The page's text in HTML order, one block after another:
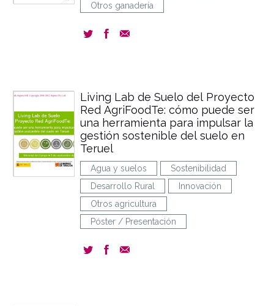
Otros ganadería
Living Lab de Suelo del Proyecto
Red AgriFoodTe: cómo puede ser
una herramienta para impulsar la
gestión sostenible del suelo en
Teruel
Agua y suelos
Sostenibilidad
Desarrollo Rural
Innovación
Otros agricultura
Póster / Presentación